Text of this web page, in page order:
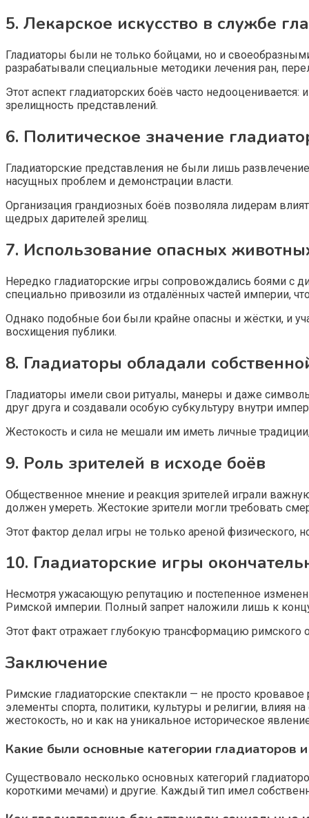
5. Лекарское искусство в службе
Гладиаторы были не только бойцами, но и
разрабатывали специальные методики лечения ран,
Этот аспект гладиаторских боёв часто
зрелищность представлений.
6. Политическое значение
Гладиаторские представления не были лишь
насущных проблем и демонстрации власти.
Организация грандиозных боёв позволяла лидерам
щедрых дарителей зрелищ.
7. Использование опасных
Нередко гладиаторские игры сопровождались боями с
специально привозили из отдалённых частей империи,
Однако подобные бои были крайне опасны и жёстки, и
восхищения публики.
8. Гладиаторы обладали
Гладиаторы имели свои ритуалы, манеры и даже
друг друга и создавали особую субкультуру внутри
Жестокость и сила не мешали им иметь личные
9. Роль зрителей в исходе боёв
Общественное мнение и реакция зрителей играли
должен умереть. Жестокие зрители могли требовать
Этот фактор делал игры не только ареной
10. Гладиаторские игры
Несмотря ужасающую репутацию и постепенное
Римской империи. Полный запрет наложили лишь к
Этот факт отражает глубокую трансформацию
Заключение
Римские гладиаторские спектакли — не просто
элементы спорта, политики, культуры и религии, влияя
жестокость, но и как на уникальное историческое
Какие были основные категории гладиаторов
Существовало несколько основных категорий
короткими мечами) и другие. Каждый тип имел